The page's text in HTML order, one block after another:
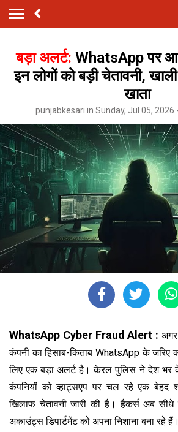
बड़ा अलर्ट: WhatsApp पर
इन लोगों को बड़ी चेतावनी,
खाता
punjabkesari.in Sunday, Jul 05, 2026
WhatsApp Cyber Fraud Alert :
कंपनी का हिसाब-किताब WhatsApp के
लिए एक बड़ा अलर्ट है। केरल पुलिस ने देश भर
कंपनियों को व्हाट्सएप पर चल रहे एक बेहद
खिलाफ चेतावनी जारी की है। हैकर्स अब
अकाउंट्स डिपार्टमेंट को अपना निशाना बना रहे हैं।